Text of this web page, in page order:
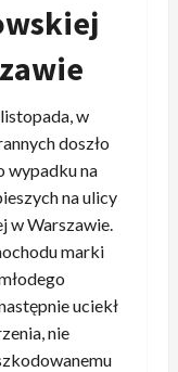
w
doszło
wypadku na
na ulicy
w Warszawie.
marki
uciekł
nie